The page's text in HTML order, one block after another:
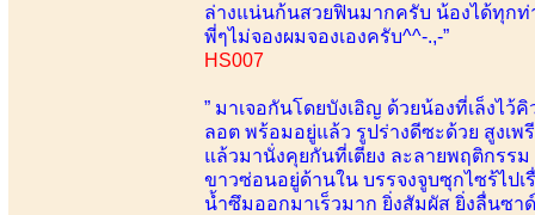
ล่างแน่นก้นสวยฟินมากครับ น้องได้ทุ
พี่ๆไม่จองผมจองเองครับ^^-.,-”
HS007
” มาเจอกันโดยบังเอิญ ด้วยน้องที่เล็งไว้
ลอต พร้อมอยู่แล้ว รูปร่างดีซะด้วย สูงเ
แล้วมานั่งคุยกันที่เตียง ละลายพฤติกร
ขาวซ่อนอยู่ด้านใน บรรจงจูบซุกไซร้ไป
น้ำซึมออกมาเร็วมาก ยิ่งสัมผัส ยิ่งลื่นซา